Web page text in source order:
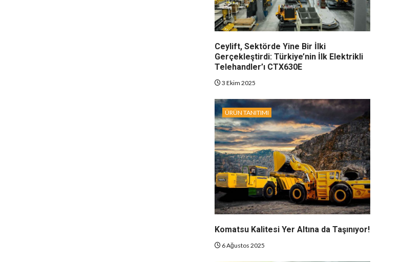
Ceylift, Sektörde Yine Bir İlki
Gerçekleştirdi: Türkiye’nin İlk Elektrikli
Telehandler’ı CTX630E
3 Ekim 2025
ÜRÜN TANITIMI
Komatsu Kalitesi Yer Altına da Taşınıyor!
6 Ağustos 2025